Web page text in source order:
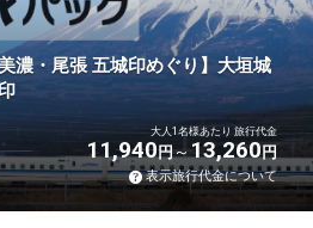
・尾張 五城印めぐり】大垣城
大人1名様あたり 旅行代金
11,940円 13,260円
表示旅行代金について